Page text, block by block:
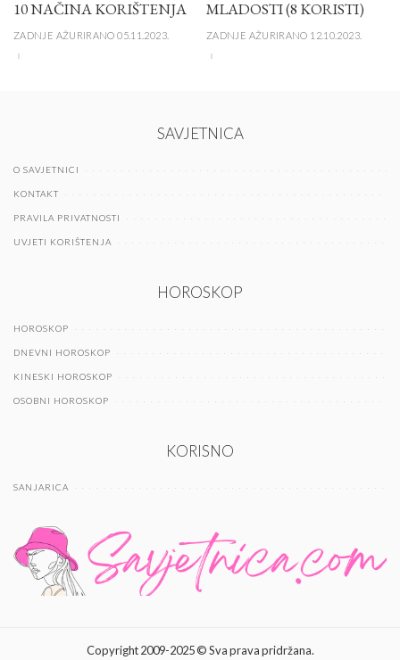
10 NAČINA KORIŠTENJA
ZADNJE AŽURIRANO 05.11.2023.
MLADOSTI (8 KORISTI)
ZADNJE AŽURIRANO 12.10.2023.
SAVJETNICA
O SAVJETNICI
KONTAKT
PRAVILA PRIVATNOSTI
UVJETI KORIŠTENJA
HOROSKOP
HOROSKOP
DNEVNI HOROSKOP
KINESKI HOROSKOP
OSOBNI HOROSKOP
KORISNO
SANJARICA
Copyright 2009-2025 © Sva prava pridržana.